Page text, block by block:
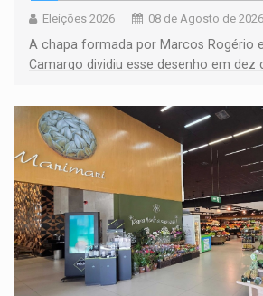
Eleições 2026 08 de Agosto de
A chapa formada por Marcos Rogério
Camargo dividiu esse desenho em dez